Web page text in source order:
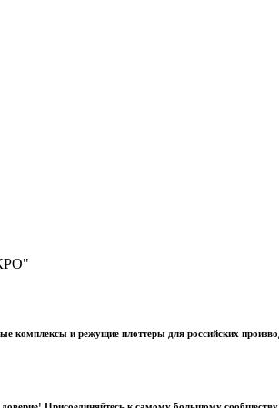
комплексы и режущие плоттеры для российских